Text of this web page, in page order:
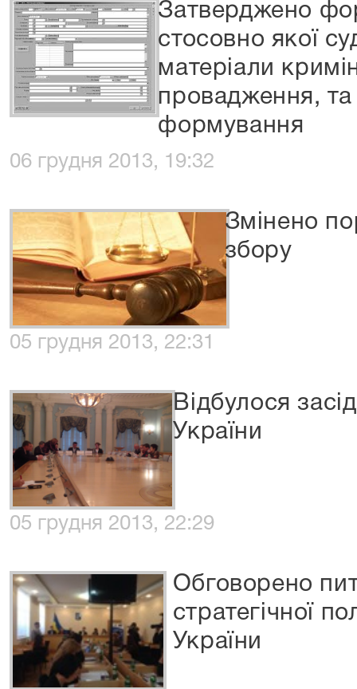
Затверджено
стосовно якої
матеріали
провадження, та
формування
06 грудня 2013, 19:32
Змінено
збору
05 грудня 2013, 22:31
Відбулося
України
05 грудня 2013, 22:29
Обговорено
стратегічної
України